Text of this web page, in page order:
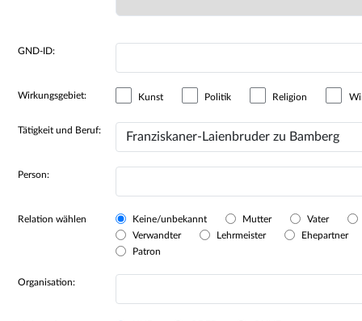
GND-ID:
Wirkungsgebiet: Kunst Politik Religion
Tätigkeit und Beruf:
Person:
Relation wählen Keine/unbekannt Mutter
Vater
Verwandter
Lehrmeister
Ehepartner
Patron
Organisation: